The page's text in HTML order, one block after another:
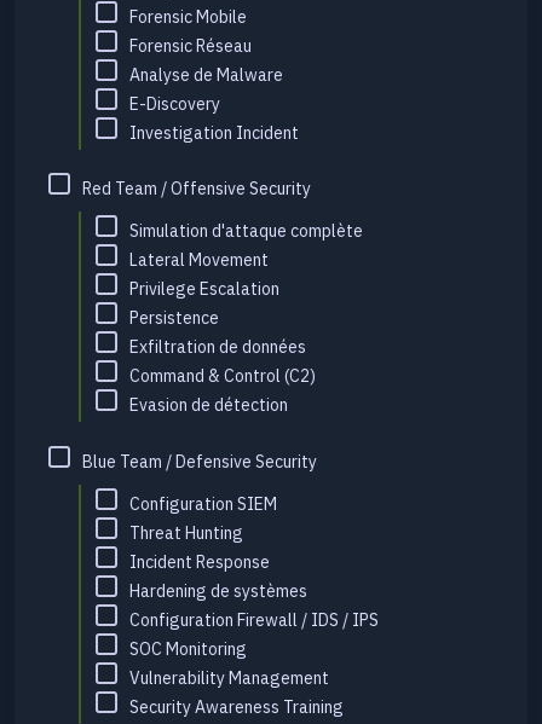
Forensic Mobile
Forensic Réseau
Analyse de Malware
E-Discovery
Investigation Incident
Red Team / Offensive Security
Simulation d'attaque complète
Lateral Movement
Privilege Escalation
Persistence
Exfiltration de données
Command & Control (C2)
Evasion de détection
Blue Team / Defensive Security
Configuration SIEM
Threat Hunting
Incident Response
Hardening de systèmes
Configuration Firewall / IDS / IPS
SOC Monitoring
Vulnerability Management
Security Awareness Training